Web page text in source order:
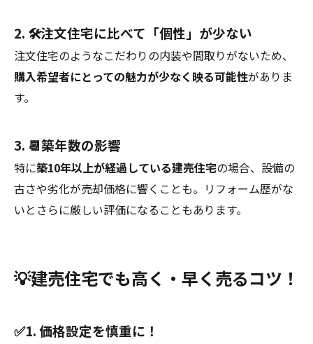
2. 🛠️注文住宅に比べて「個性」が少ない
注文住宅のようなこだわりの内装や間取りがないため、
購入希望者にとっての魅力が少なく映る可能性がありま
す。
3. 📆築年数の影響
特に築10年以上が経過している建売住宅の場合、設備の
古さや劣化が売却価格に響くことも。リフォーム歴がな
いとさらに厳しい評価になることもあります。
💡建売住宅でも高く・早く売るコツ！
✅1. 価格設定を慎重に！